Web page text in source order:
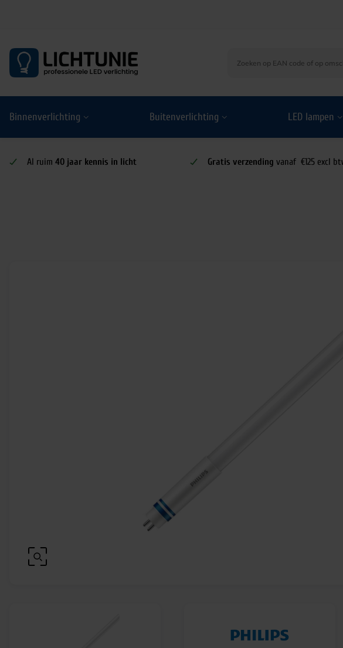
Binnenverlichting Buitenverlichting LED lampen
Al ruim 40 jaar kennis in licht Gratis verzending vanaf €125 excl